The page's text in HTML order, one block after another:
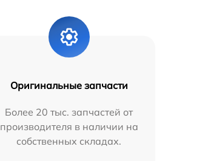
Оригинальные запчасти
Более 20 тыс. запчастей от
производителя в наличии на
собственных складах.